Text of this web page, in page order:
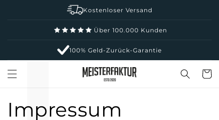
Kostenloser Versand
Über 100.000 Kunden
100% Geld-Zurück-Garantie
Impressum